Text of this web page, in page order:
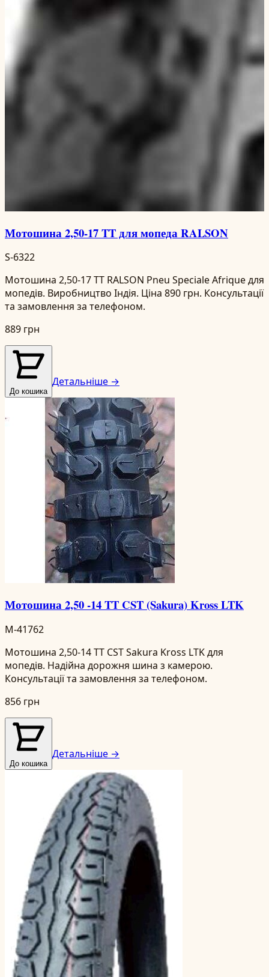
Мотошина 2,50-17 TT для мопеда RALSON
S-6322
Мотошина 2,50-17 TT RALSON Pneu Speciale Afrique для
мопедів. Виробництво Індія. Ціна 890 грн. Консультації
та замовлення за телефоном.
889 грн
До кошика
Детальніше →
Мотошина 2,50 -14 TT CST (Sakura) Kross LTK
M-41762
Мотошина 2,50-14 TT CST Sakura Kross LTK для
мопедів. Надійна дорожня шина з камерою.
Консультації та замовлення за телефоном.
856 грн
До кошика
Детальніше →